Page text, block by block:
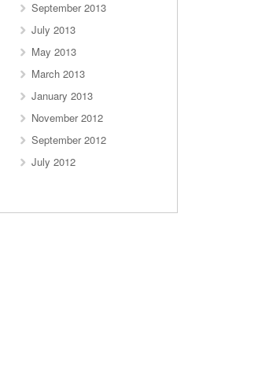
September 2013
July 2013
May 2013
March 2013
January 2013
November 2012
September 2012
July 2012